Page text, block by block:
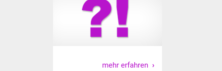
IKG Auen
mehr erfahren